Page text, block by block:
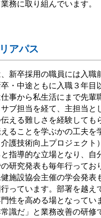
務に取り組んでいます。
アパス
新卒採用の職員には入職
・中途ともに入職３年
事から私生活にまで先輩
ブ担当を経て、主担当と
える難しさを経験して
ることを学ぶかの工夫
護技術向上プロジェクト
指導的な立場となり、自
研究発表も毎年行って
施設協会主催の学会発
っています。部署を越
性を高める場となってい
識だ」と業務改善の研修